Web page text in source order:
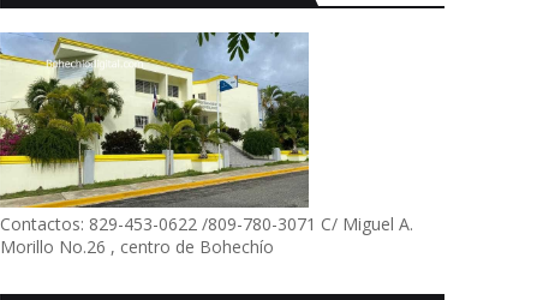
Contactos: 829-453-0622 /809-780-3071 C/ Miguel A.
Morillo No.26 , centro de Bohechío